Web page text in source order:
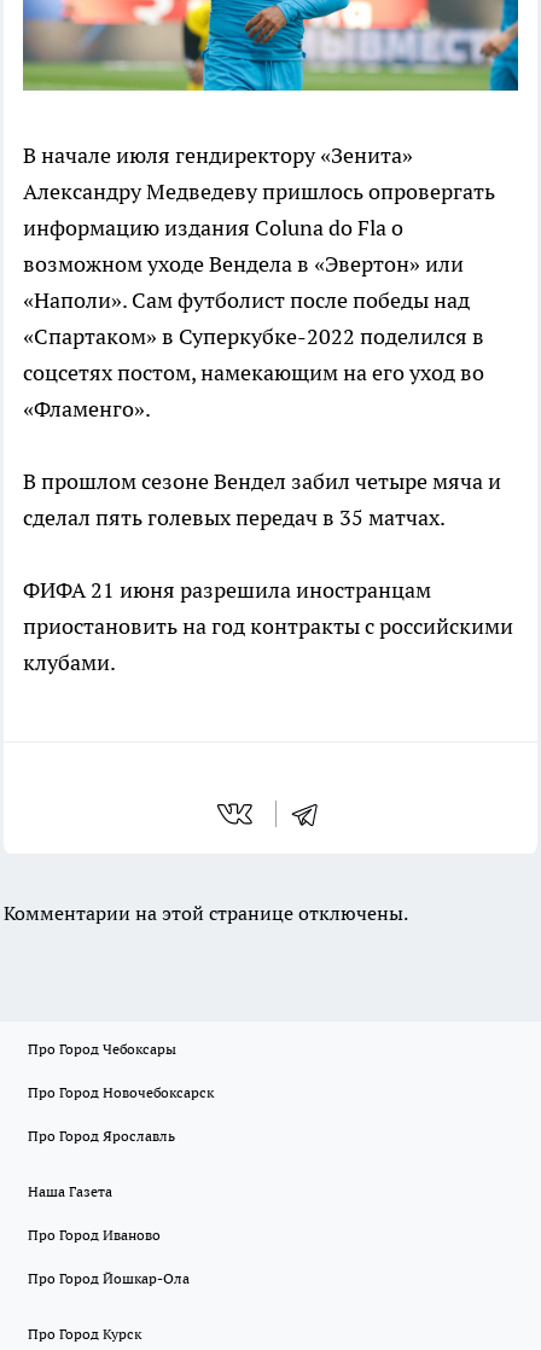
В начале июля гендиректору «Зенита»
Александру Медведеву пришлось опровергать
информацию издания Coluna do Fla о
возможном уходе Вендела в «Эвертон» или
«Наполи». Сам футболист после победы над
«Спартаком» в Суперкубке-2022 поделился в
соцсетях постом, намекающим на его уход во
«Фламенго».
В прошлом сезоне Вендел забил четыре мяча и
сделал пять голевых передач в 35 матчах.
ФИФА 21 июня разрешила иностранцам
приостановить на год контракты с российскими
клубами.
Комментарии на этой странице отключены.
Про Город Чебоксары
Про Город Новочебоксарск
Про Город Ярославль
Наша Газета
Про Город Иваново
Про Город Йошкар-Ола
Про Город Курск